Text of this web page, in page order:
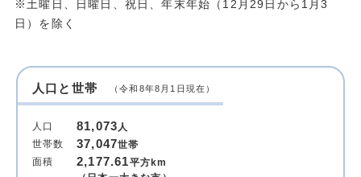
※土曜日、日曜日、祝日、年末年始（12月29日から1月3
日）を除く
人口と世帯 （令和8年8月1日現在）
人口 81,073人
世帯数
37,047世帯
面積
2,177.61平方km